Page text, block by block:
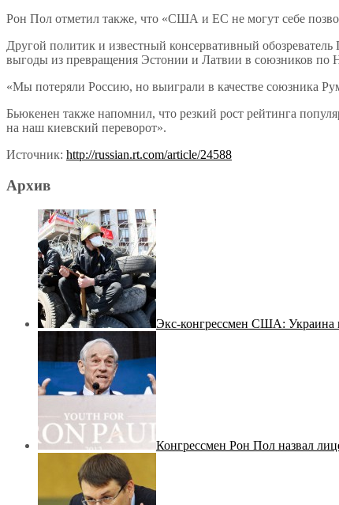
Рон Пол отметил также, что «США и ЕС не могут себе
Другой политик и известный консервативный
выгоды из превращения Эстонии и Латвии в союзников
«Мы потеряли Россию, но выиграли в качестве союзника
Бьюкенен также напомнил, что резкий рост рейтинга
на наш киевский переворот».
Источник: http://russian.rt.com/article/24588
Архив
Экс-конгрессмен США: Украина
Конгрессмен Рон Пол назвал